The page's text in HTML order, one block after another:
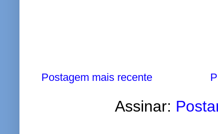
Postagem mais recente
Assinar: